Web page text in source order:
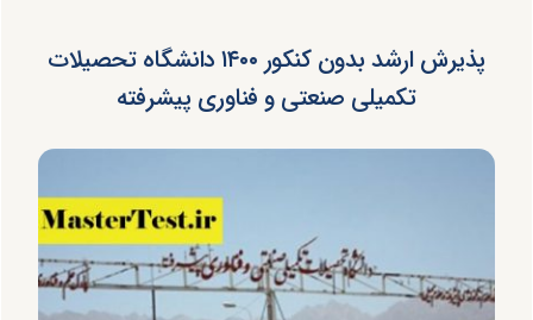
پذیرش ارشد بدون کنکور ۱۴۰۰ دانشگاه تحصیلات
تکمیلی صنعتی و فناوری پیشرفته